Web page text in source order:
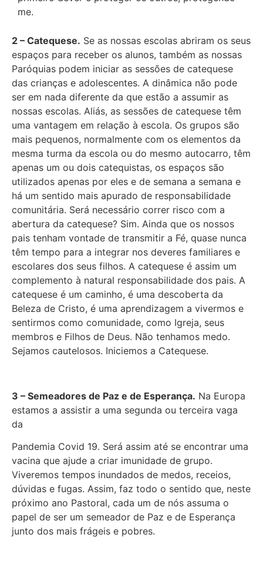
me.
2 – Catequese. Se as nossas escolas abriram os seus
espaços para receber os alunos, também as nossas
Paróquias podem iniciar as sessões de catequese
das crianças e adolescentes. A dinâmica não pode
ser em nada diferente da que estão a assumir as
nossas escolas. Aliás, as sessões de catequese têm
uma vantagem em relação à escola. Os grupos são
mais pequenos, normalmente com os elementos da
mesma turma da escola ou do mesmo autocarro, têm
apenas um ou dois catequistas, os espaços são
utilizados apenas por eles e de semana a semana e
há um sentido mais apurado de responsabilidade
comunitária. Será necessário correr risco com a
abertura da catequese? Sim. Ainda que os nossos
pais tenham vontade de transmitir a Fé, quase nunca
têm tempo para a integrar nos deveres familiares e
escolares dos seus filhos. A catequese é assim um
complemento à natural responsabilidade dos pais. A
catequese é um caminho, é uma descoberta da
Beleza de Cristo, é uma aprendizagem a vivermos e
sentirmos como comunidade, como Igreja, seus
membros e Filhos de Deus. Não tenhamos medo.
Sejamos cautelosos. Iniciemos a Catequese.
3 – Semeadores de Paz e de Esperança. Na Europa
estamos a assistir a uma segunda ou terceira vaga
da
Pandemia Covid 19. Será assim até se encontrar uma
vacina que ajude a criar imunidade de grupo.
Viveremos tempos inundados de medos, receios,
dúvidas e fugas. Assim, faz todo o sentido que, neste
próximo ano Pastoral, cada um de nós assuma o
papel de ser um semeador de Paz e de Esperança
junto dos mais frágeis e pobres.